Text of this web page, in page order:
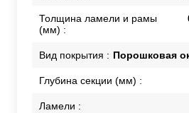
Толщина ламели и рамы
(мм) :
Вид покрытия : Порошковая
Глубина секции (мм) :
Ламели :